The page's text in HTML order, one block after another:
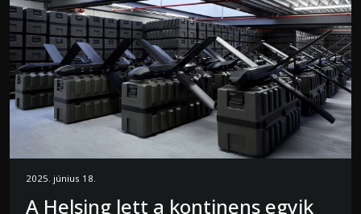
2025. június 18.
A Helsing lett a kontinens egyik